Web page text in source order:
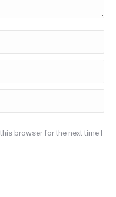
browser for the next time I